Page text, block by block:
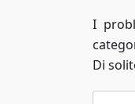
I
Di